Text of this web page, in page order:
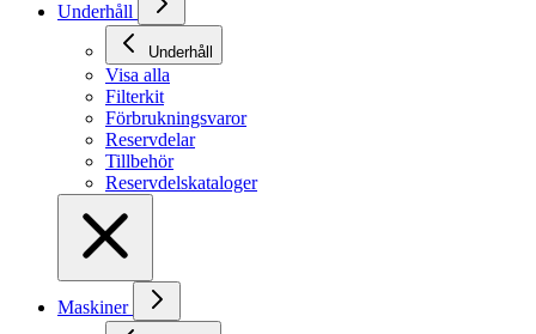
Underhåll
Underhåll
Visa alla
Filterkit
Förbrukningsvaror
Reservdelar
Tillbehör
Reservdelskataloger
Maskiner